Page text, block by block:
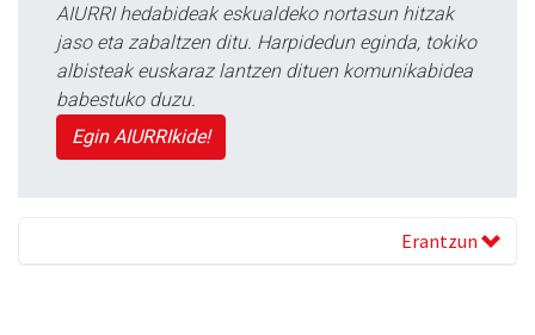
AIURRI hedabideak eskualdeko nortasun hitzak
jaso eta zabaltzen ditu. Harpidedun eginda, tokiko
albisteak euskaraz lantzen dituen komunikabidea
babestuko duzu.
Egin AIURRIkide!
Erantzun